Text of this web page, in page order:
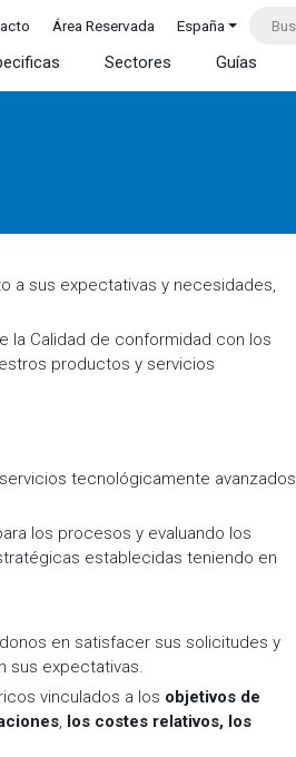
Área Reservada España
Sectores Guías
a sus expectativas y necesidades,
la Calidad de conformidad con los
productos y servicios
tecnológicamente avanzados
los procesos y evaluando los
establecidas teniendo en
en satisfacer sus solicitudes y
sus expectativas.
vinculados a los objetivos de
, los costes relativos, los